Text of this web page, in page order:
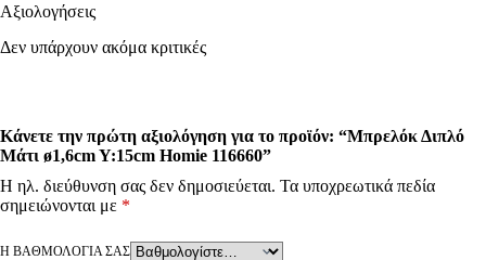
Αξιολογήσεις
Δεν υπάρχουν ακόμα κριτικές
Κάνετε την πρώτη αξιολόγηση για το προϊόν: “Μπρελόκ Διπλό
Μάτι ø1,6cm Y:15cm Homie 116660”
Η ηλ. διεύθυνση σας δεν δημοσιεύεται. Τα υποχρεωτικά πεδία
σημειώνονται με *
Η ΒΑΘΜΟΛΟΓΊΑ ΣΑΣ